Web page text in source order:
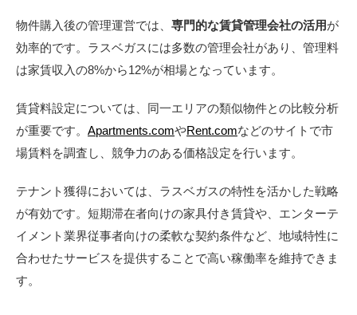
物件購入後の管理運営では、 専門的な賃貸管理会社の活用が
効率的です。ラスベガスには多数の管理会社があり、管理料
は家賃収入の8%から12%が相場となっています。
賃貸料設定については、同一エリアの類似物件との比較分析
が重要です。 Apartments.comやRent.comなどのサイトで市
場賃料を調査し、競争力のある価格設定を行います。
テナント獲得においては、ラスベガスの特性を活かした戦略
が有効です。短期滞在者向けの家具付き賃貸や、エンターテ
イメント業界従事者向けの柔軟な契約条件など、地域特性に
合わせたサービスを提供することで高い稼働率を維持できま
す。